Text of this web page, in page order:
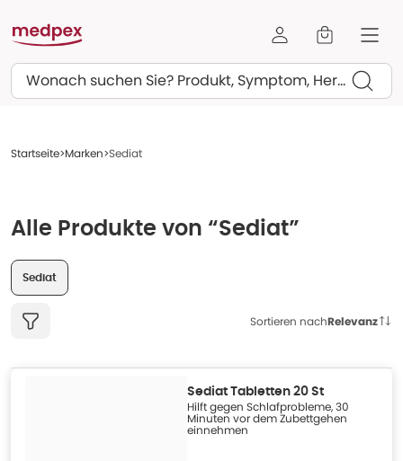
Suchen
Startseite Marken Sediat
Alle Produkte von “Sediat”
Sediat
Sortieren nachRelevanz
Sediat Tabletten 20 St
Hilft gegen Schlafprobleme, 30
Minuten vor dem Zubettgehen
einnehmen